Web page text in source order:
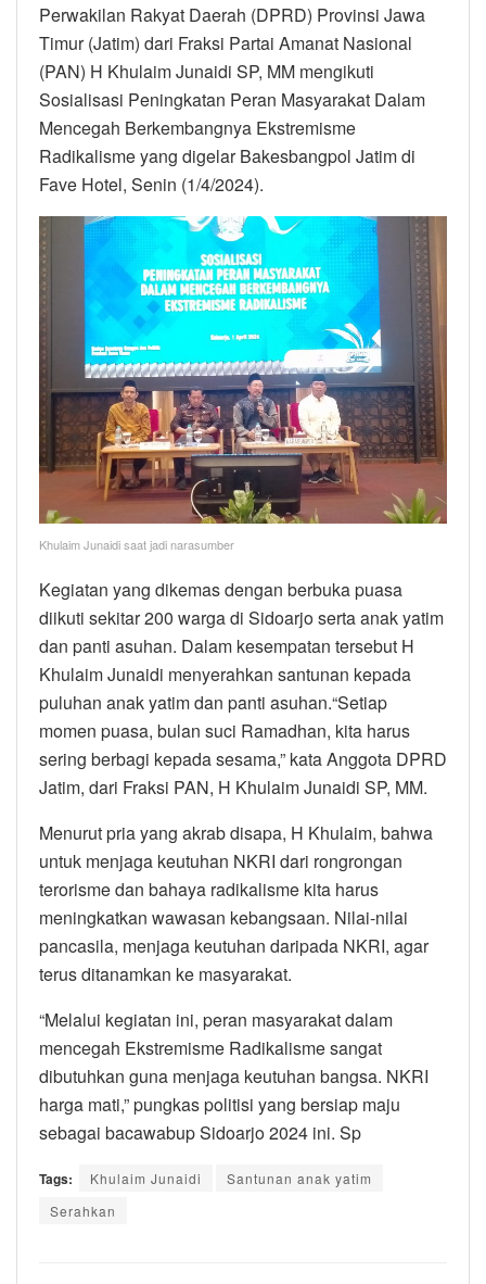
Perwakilan Rakyat Daerah (DPRD) Provinsi Jawa
Timur (Jatim) dari Fraksi Partai Amanat Nasional
(PAN) H Khulaim Junaidi SP, MM mengikuti
Sosialisasi Peningkatan Peran Masyarakat Dalam
Mencegah Berkembangnya Ekstremisme
Radikalisme yang digelar Bakesbangpol Jatim di
Fave Hotel, Senin (1/4/2024).
Khulaim Junaidi saat jadi narasumber
Kegiatan yang dikemas dengan berbuka puasa
diikuti sekitar 200 warga di Sidoarjo serta anak yatim
dan panti asuhan. Dalam kesempatan tersebut H
Khulaim Junaidi menyerahkan santunan kepada
puluhan anak yatim dan panti asuhan.“Setiap
momen puasa, bulan suci Ramadhan, kita harus
sering berbagi kepada sesama,” kata Anggota DPRD
Jatim, dari Fraksi PAN, H Khulaim Junaidi SP, MM.
Menurut pria yang akrab disapa, H Khulaim, bahwa
untuk menjaga keutuhan NKRI dari rongrongan
terorisme dan bahaya radikalisme kita harus
meningkatkan wawasan kebangsaan. Nilai-nilai
pancasila, menjaga keutuhan daripada NKRI, agar
terus ditanamkan ke masyarakat.
“Melalui kegiatan ini, peran masyarakat dalam
mencegah Ekstremisme Radikalisme sangat
dibutuhkan guna menjaga keutuhan bangsa. NKRI
harga mati,” pungkas politisi yang bersiap maju
sebagai bacawabup Sidoarjo 2024 ini. Sp
Tags: Khulaim Junaidi
Santunan anak yatim
Serahkan